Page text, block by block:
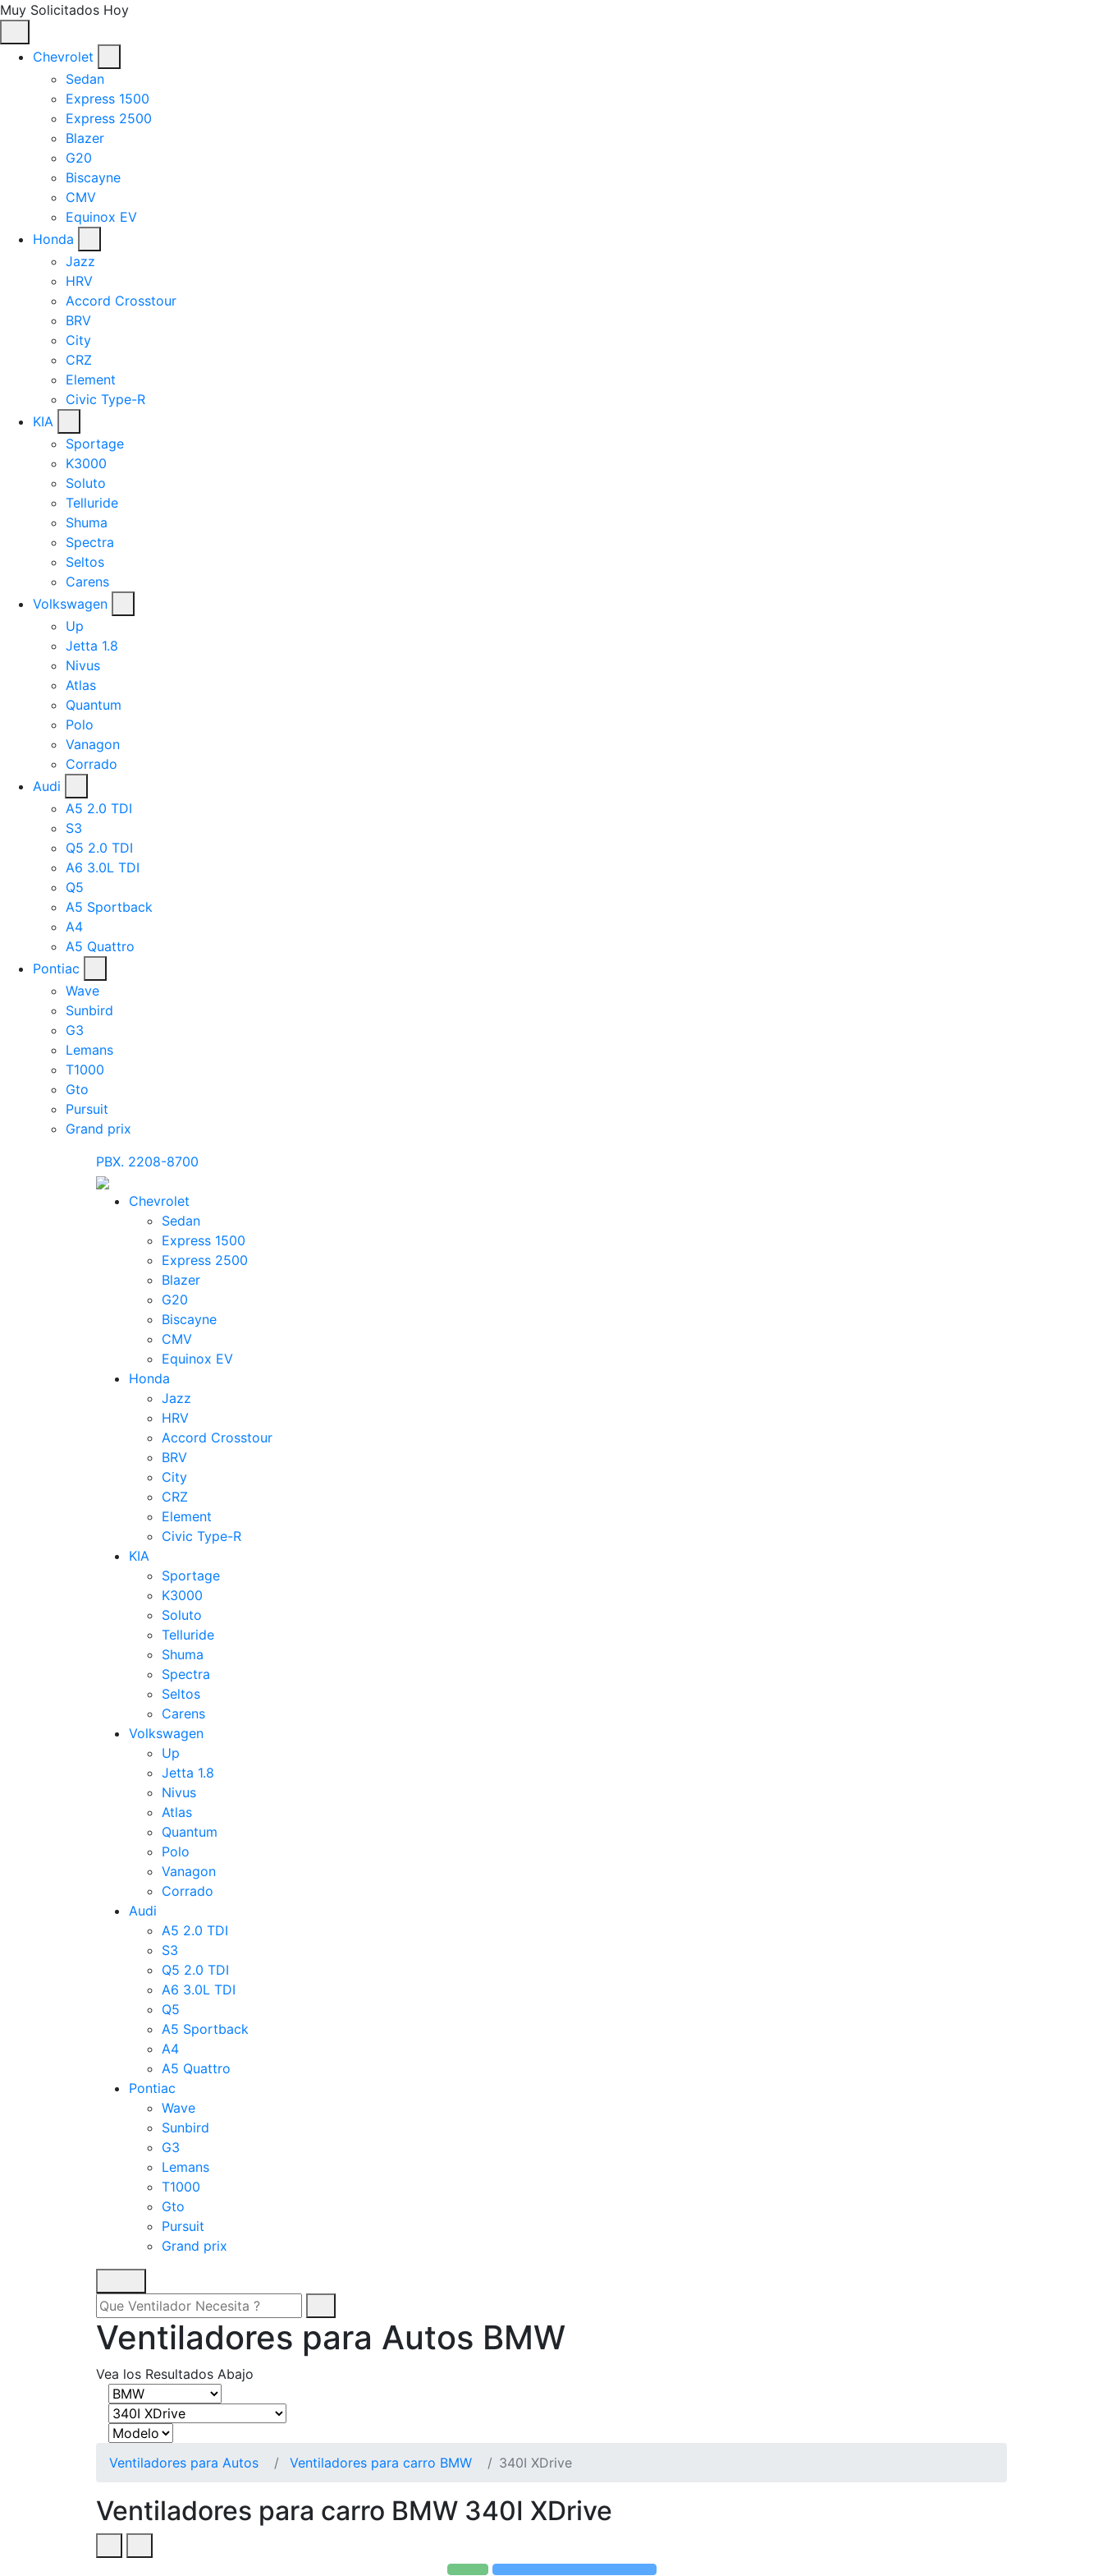
Muy Solicitados Hoy
Chevrolet
Sedan
Express 1500
Express 2500
Blazer
G20
Biscayne
CMV
Equinox EV
Honda
Jazz
HRV
Accord Crosstour
BRV
City
CRZ
Element
Civic Type-R
KIA
Sportage
K3000
Soluto
Telluride
Shuma
Spectra
Seltos
Carens
Volkswagen
Up
Jetta 1.8
Nivus
Atlas
Quantum
Polo
Vanagon
Corrado
Audi
A5 2.0 TDI
S3
Q5 2.0 TDI
A6 3.0L TDI
Q5
A5 Sportback
A4
A5 Quattro
Pontiac
Wave
Sunbird
G3
Lemans
T1000
Gto
Pursuit
Grand prix
PBX. 2208-8700
Chevrolet
Sedan
Express 1500
Express 2500
Blazer
G20
Biscayne
CMV
Equinox EV
Honda
Jazz
HRV
Accord Crosstour
BRV
City
CRZ
Element
Civic Type-R
KIA
Sportage
K3000
Soluto
Telluride
Shuma
Spectra
Seltos
Carens
Volkswagen
Up
Jetta 1.8
Nivus
Atlas
Quantum
Polo
Vanagon
Corrado
Audi
A5 2.0 TDI
S3
Q5 2.0 TDI
A6 3.0L TDI
Q5
A5 Sportback
A4
A5 Quattro
Pontiac
Wave
Sunbird
G3
Lemans
T1000
Gto
Pursuit
Grand prix
Ventiladores para Autos BMW
Vea los Resultados Abajo
Ventiladores para Autos Ventiladores para carro BMW 340I XDrive
Ventiladores para carro BMW 340I XDrive